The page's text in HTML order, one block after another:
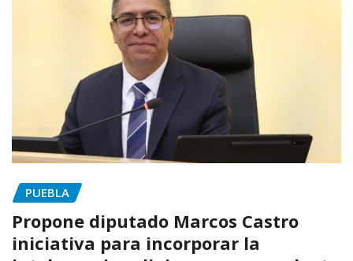
PUEBLA
Propone diputado Marcos Castro
iniciativa para incorporar la